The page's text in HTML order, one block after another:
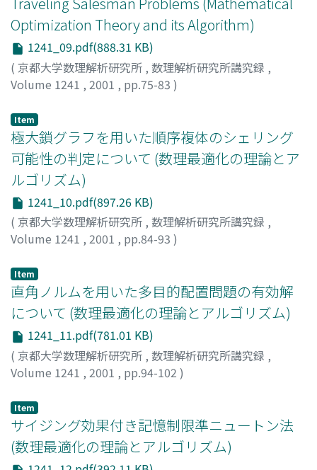
Optimization Theory and its Algorithm)
1241_09.pdf(888.31 KB)
( 京都大学数理解析研究所 , 数理解析研究所講究録 ,
Volume 1241 , 2001 , pp.75-83 )
Item
極大鎖グラフを用いた順序複体のシェリング
可能性の判定について (数理最適化の理論とア
ルゴリズム)
1241_10.pdf(897.26 KB)
( 京都大学数理解析研究所 , 数理解析研究所講究録 ,
Volume 1241 , 2001 , pp.84-93 )
Item
直角ノルムを用いた多目的配置問題の有効解
について (数理最適化の理論とアルゴリズム)
1241_11.pdf(781.01 KB)
( 京都大学数理解析研究所 , 数理解析研究所講究録 ,
Volume 1241 , 2001 , pp.94-102 )
Item
サイジング効果付き記憶制限準ニュートン法
(数理最適化の理論とアルゴリズム)